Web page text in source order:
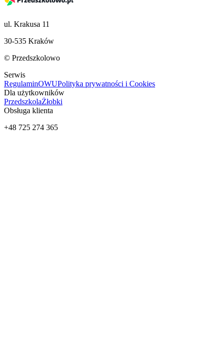
ul. Krakusa 11
30-535 Kraków
© Przedszkolowo
Serwis
RegulaminOWUPolityka prywatności i Cookies
Dla użytkowników
PrzedszkolaŻłobki
Obsługa klienta
+48 725 274 365